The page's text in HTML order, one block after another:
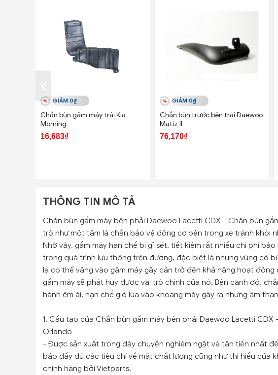
GIẢM 0₫
Chắn bùn gầm máy trái Kia
Morning
16,683₫
GIẢM 0₫
Chắn bùn trước bên trái Daewoo
Matiz II
76,170₫
THÔNG TIN MÔ TẢ
Chắn bùn gầm máy bên phải Daewoo Lacetti CDX - Chắn bùn
trò như một tấm lá chắn bảo vệ động cơ bên trong xe tránh khỏi
Nhờ vậy, gầm máy hạn chế bị gỉ sét, tiết kiệm rất nhiều chi phí
trong quá trình lưu thông trên đường, đặc biệt là những vùng có
lạ có thể văng vào gầm máy gây cản trở đến khả năng hoạt
gầm máy sẽ phát huy được vai trò chính của nó. Bên cạnh đó,
hành êm ái, hạn chế gió lùa vào khoang máy gây ra những âm
1. Cấu tạo của Chắn bùn gầm máy bên phải Daewoo Lacetti
Orlando
- Được sản xuất trong dây chuyền nghiêm ngặt và tân tiến nhất
bảo đầy đủ các tiêu chí về mặt chất lượng cũng như thị hiếu của
chính hãng bởi Vietparts.